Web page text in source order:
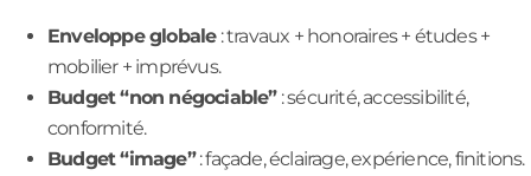
Enveloppe globale: travaux + honoraires + études +
mobilier + imprévus.
Budget “non négociable”: sécurité, accessibilité,
conformité.
Budget “image”: façade, éclairage, expérience, finitions.